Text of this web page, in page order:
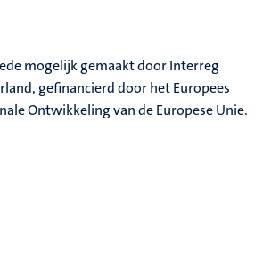
mogelijk gemaakt door Interreg
gefinancierd door het Europees
Ontwikkeling van de Europese Unie.